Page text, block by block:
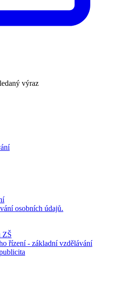
výraz
osobních údajů.
ZŠ
řízení - základní vzdělávání